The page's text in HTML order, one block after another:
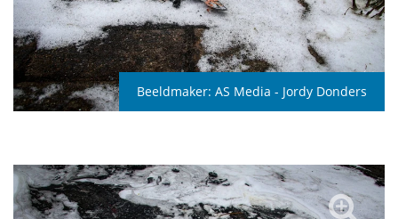
Beeldmaker: AS Media - Jordy Donders